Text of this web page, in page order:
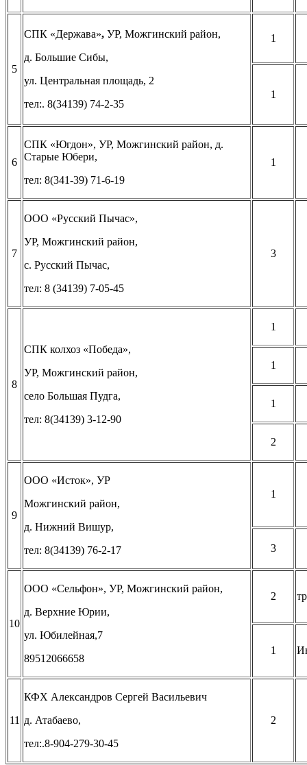
5
СПК «Держава», УР, Можгинский район,
д. Большие Сибы,
ул. Центральная площадь, 2
тел:. 8(34139) 74-2-35
1
1
6
СПК «Югдон», УР, Можгинский район, д.
Старые Юбери,
тел: 8(341-39) 71-6-19
1
7
ООО «Русский Пычас»,
УР, Можгинский район,
с. Русский Пычас,
тел: 8 (34139) 7-05-45
3
8
СПК колхоз «Победа»,
УР, Можгинский район,
село Большая Пудга,
тел: 8(34139) 3-12-90
1
1
1
2
9
ООО «Исток», УР
Можгинский район,
д. Нижний Вишур,
тел: 8(34139) 76-2-17
1
3
10
ООО «Сельфон», УР, Можгинский район,
д. Верхние Юрии,
ул. Юбилейная,7
89512066658
2
1
11
КФХ Александров Сергей Васильевич
д. Атабаево,
тел:.8-904-279-30-45
2